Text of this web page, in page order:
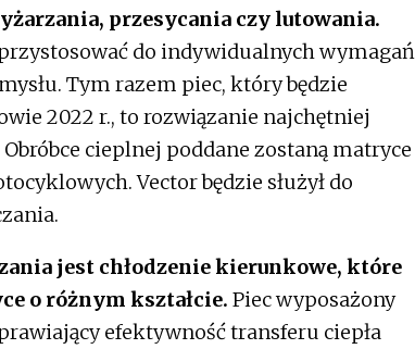
przesycania czy lutowania.
do indywidualnych wymagań
Tym razem piec, który będzie
2022 r., to rozwiązanie najchętniej
cieplnej poddane zostaną matryce
Vector będzie służył do
jest chłodzenie kierunkowe, które
o różnym kształcie. Piec wyposażony
efektywność transferu ciepła